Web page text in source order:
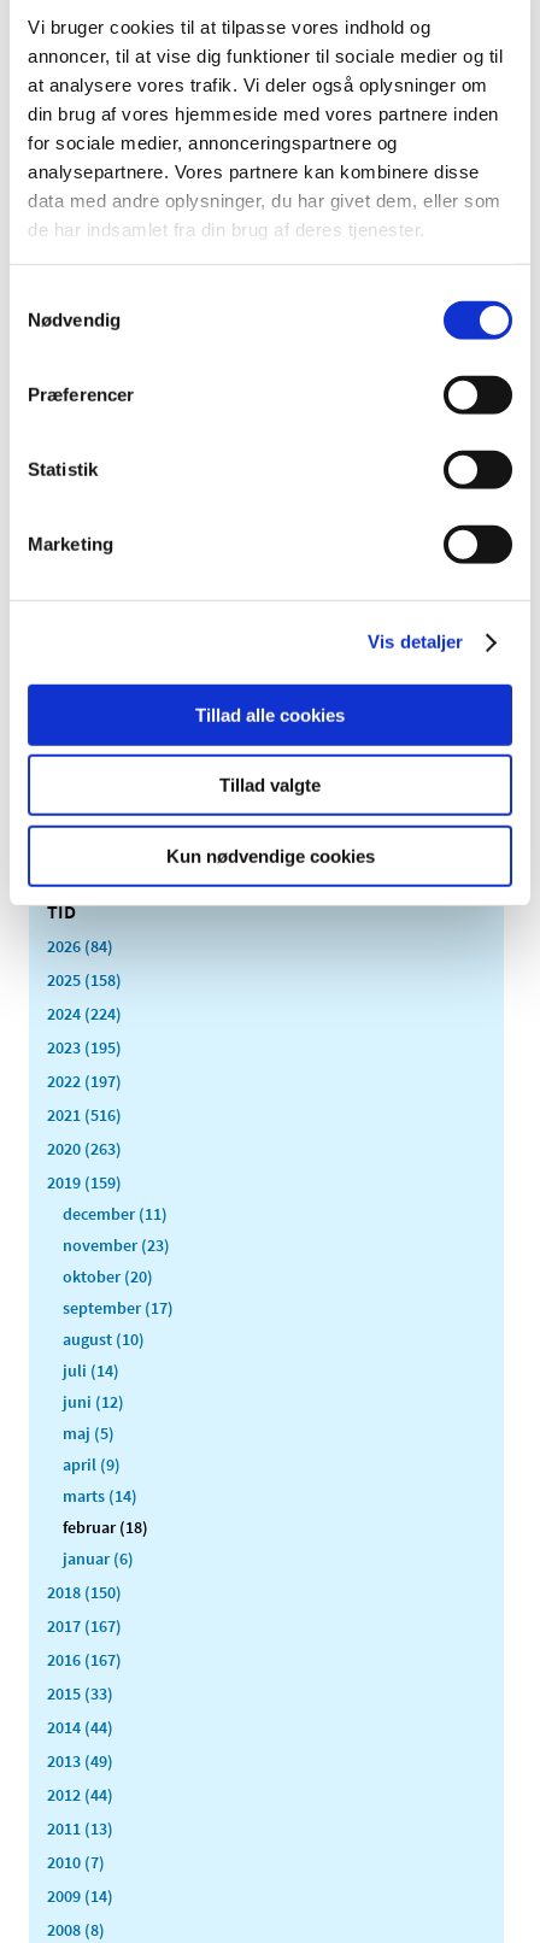
Vi bruger cookies til at tilpasse vores indhold og
annoncer, til at vise dig funktioner til sociale medier og til
at analysere vores trafik. Vi deler også oplysninger om
din brug af vores hjemmeside med vores partnere inden
for sociale medier, annonceringspartnere og
analysepartnere. Vores partnere kan kombinere disse
data med andre oplysninger, du har givet dem, eller som
de har indsamlet fra din brug af deres tjenester.
Nødvendig
Præferencer
Statistik
Marketing
Vis detaljer
Tillad alle cookies
Tillad valgte
Kun nødvendige cookies
Bevilling til at drive Egtved Apotek
|7. februar 2019|
Lægemiddelstyrelsen har den 30. januar 2019 meddelt
Peter Aarenstrup Merrild bevilling til at drive Egtved…
Bevilling til at drive Vejen Apotek
|7. februar 2019|
Lægemiddelstyrelsen har den 30. januar 2019 meddelt
Peter Aarenstrup Merrild bevilling til at drive Vejen Apote
Ny rapport: Evaluering af tilknytningsreformen
Rammerne for samarbejde mellem sundhedspersoner og
virksomheder er netop blevet evalueret. Konklusionen…
EMA igangsætter undersøgelse af visse typer
|6. februar 2019
besluttet at undersøge risikoen for større blødninger…
- opdateret
Der er fundet potentielt sundhedsskadelige urenheder i
flere varianter af medicin med det aktive stof valsartan.
TID
2026 (84)
2025 (158)
2024 (224)
2023 (195)
2022 (197)
2021 (516)
2020 (263)
2019 (159)
december (11)
november (23)
oktober (20)
september (17)
august (10)
juli (14)
juni (12)
maj (5)
april (9)
marts (14)
februar (18)
januar (6)
2018 (150)
2017 (167)
2016 (167)
2015 (33)
2014 (44)
2013 (49)
2012 (44)
2011 (13)
2010 (7)
2009 (14)
2008 (8)